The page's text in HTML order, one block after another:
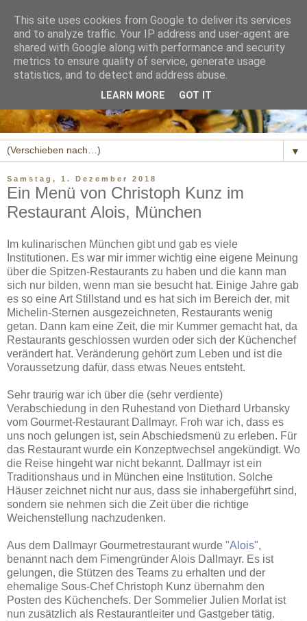
▼
Samstag, 1. Dezember 2018
Ein Menü von Christoph Kunz im
Restaurant Alois, München
Im kulinarischen München gibt und gab es viele
Institutionen. Es war mir immer wichtig eine eigene Meinung
über die Spitzen-Restaurants zu haben und die kann man
sich nur bilden, wenn man sie besucht hat. Einige Jahre gab
es so eine Art Stillstand und es hat sich im Bereich der, mit
Michelin-Sternen ausgezeichneten, Restaurants wenig
getan. Dann kam eine Zeit, die mir Kummer gemacht hat, da
Restaurants geschlossen wurden oder sich der Küchenchef
verändert hat. Veränderung gehört zum Leben und ist die
Voraussetzung dafür, dass etwas Neues entsteht.
Sehr traurig war ich über die (sehr verdiente)
Verabschiedung in den Ruhestand von Diethard Urbansky
vom Gourmet-Restaurant Dallmayr. Froh war ich, dass es
uns noch gelungen ist, sein Abschiedsmenü zu erleben. Für
das Restaurant wurde ein Konzeptwechsel angekündigt. Wo
die Reise hingeht war nicht bekannt. Dallmayr ist ein
Traditionshaus und in München eine Institution. Solche
Häuser zeichnet nicht nur aus, dass sie inhabergeführt sind,
sondern sie nehmen sich die Zeit über die richtige
Weichenstellung nachzudenken.
Aus dem Dallmayr Gourmetrestaurant wurde "Alois",
benannt nach dem Fimengründer Alois Dallmayr. Es ist
gelungen, die Stützen des Teams zu erhalten und der
ehemalige Sous-Chef Christoph Kunz übernahm den
Posten des Küchenchefs. Der Sommelier Julien Morlat ist
nun zusätzlich als Restaurantleiter und Gastgeber tätig.
This site uses cookies from Google to deliver its services
and to analyze traffic. Your IP address and user-agent are
shared with Google along with performance and security
metrics to ensure quality of service, generate usage
statistics, and to detect and address abuse.
LEARN MORE GOT IT